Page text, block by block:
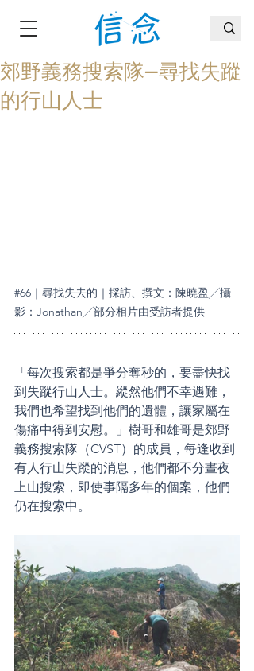
郊野義務搜索隊—尋找失蹤
的行山人士
#66 ｜尋找失去的｜採訪、撰文：陳曉盈╱攝
影：Jonathan╱部分相片由受訪者提供
「每次搜索都是爭分奪秒的，要盡快找
到失蹤行山人士。縱然他們不幸遇難，
我們也希望找到他們的遺體，讓家屬在
傷痛中得到安慰。」樹哥和雄哥是郊野
義務搜索隊（CVST）的成員，每逢收到
有人行山失蹤的消息，他們都不分晝夜
上山搜索，即使事隔多年的個案，他們
仍在搜索中。